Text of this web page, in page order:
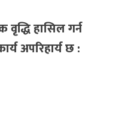
वृद्धि हासिल गर्न
अपरिहार्य छ :